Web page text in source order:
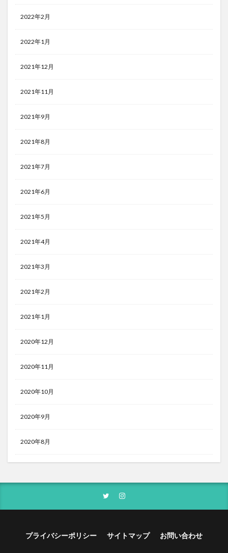
2022年2月
2022年1月
2021年12月
2021年11月
2021年9月
2021年8月
2021年7月
2021年6月
2021年5月
2021年4月
2021年3月
2021年2月
2021年1月
2020年12月
2020年11月
2020年10月
2020年9月
2020年8月
プライバシーポリシー サイトマップ お問い合わせ